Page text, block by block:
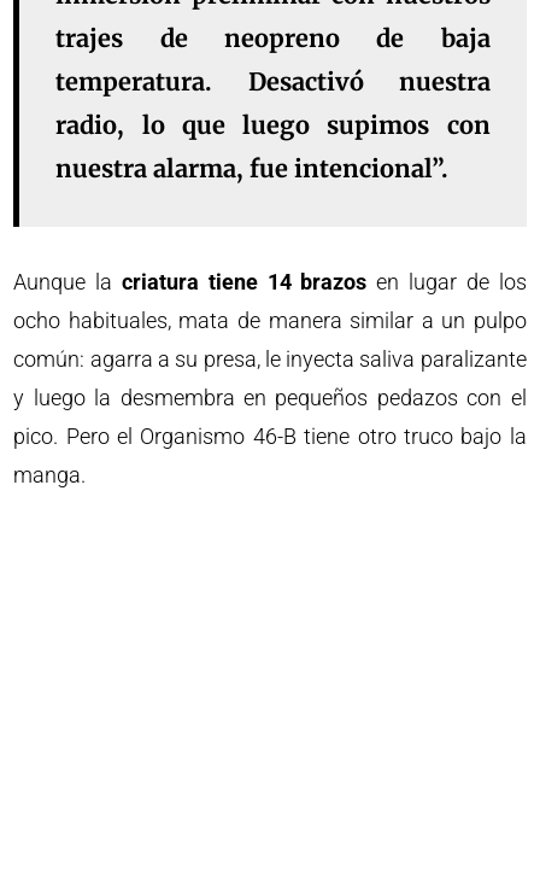
trajes de neopreno de baja
temperatura. Desactivó nuestra
radio, lo que luego supimos con
nuestra alarma, fue intencional”.
Aunque la criatura tiene 14 brazos en lugar de los
ocho habituales, mata de manera similar a un pulpo
común: agarra a su presa, le inyecta saliva paralizante
y luego la desmembra en pequeños pedazos con el
pico. Pero el Organismo 46-B tiene otro truco bajo la
manga.